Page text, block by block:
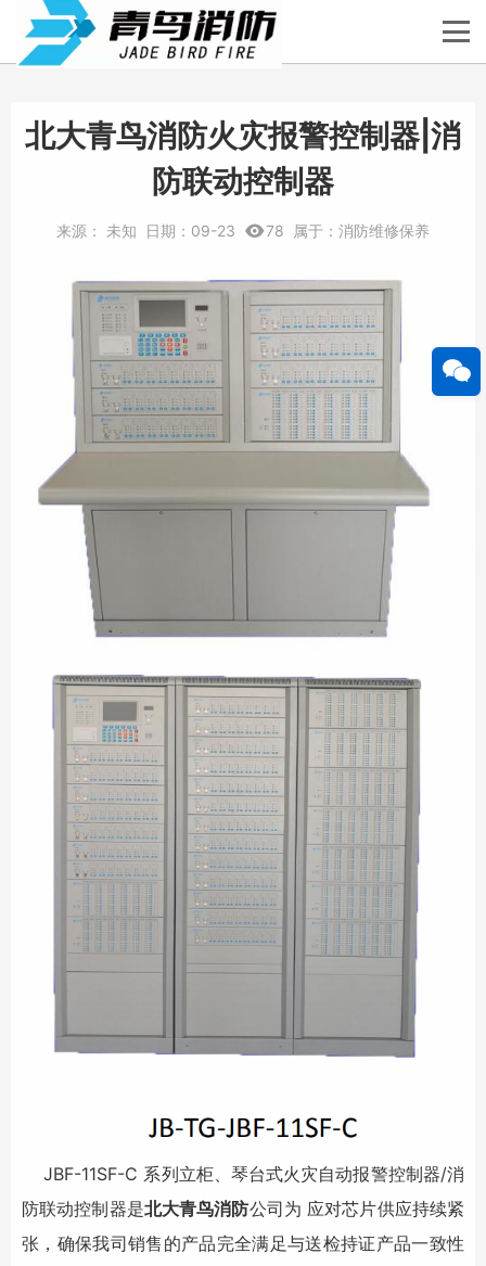
北大青鸟消防火灾报警控制器|消
防联动控制器
来源： 未知 日期： 09-23 78 属于： 消防维修保养
JBF-11SF-C 系列立柜、琴台式火灾自动报警控制器/消
防联动控制器是北大青鸟消防公司为 应对芯片供应持续紧
张，确保我司销售的产品完全满足与送检持证产品一致性